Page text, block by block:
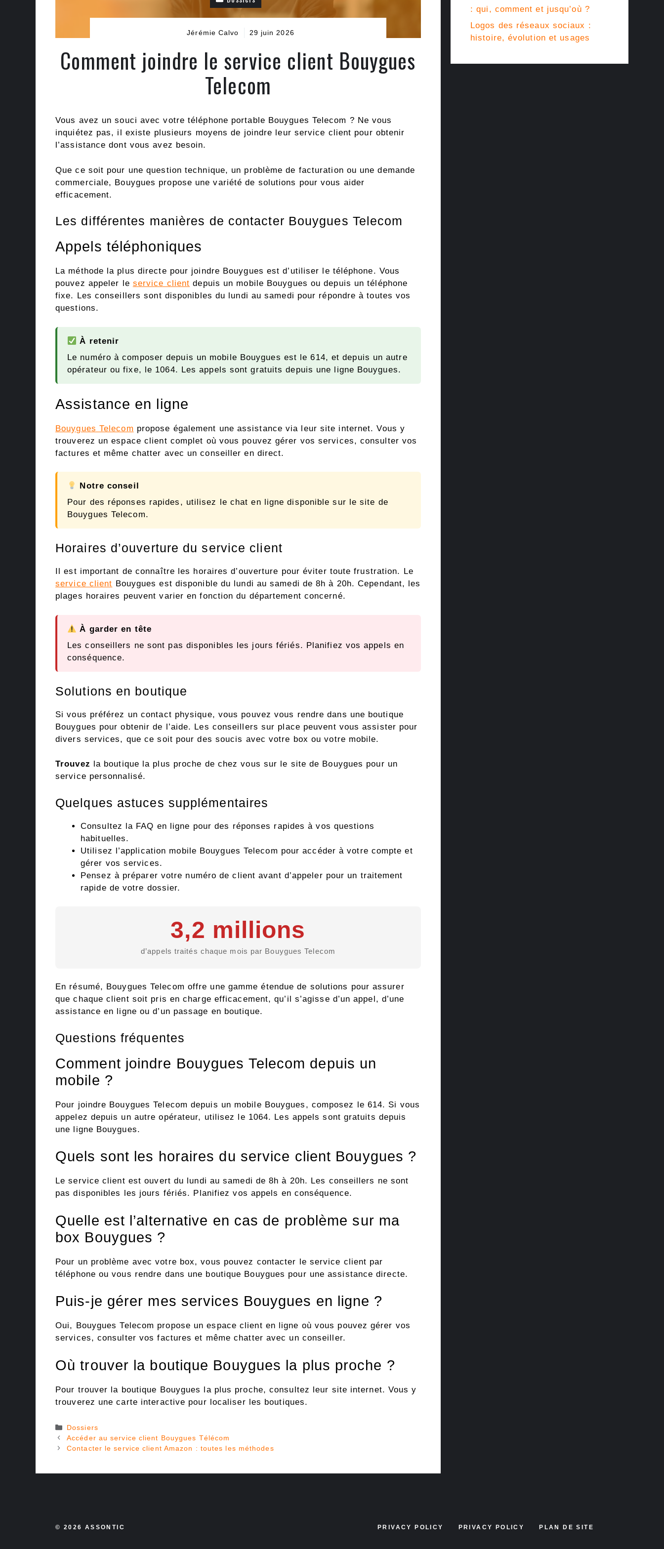
Jérémie Calvo 29 juin 2026
Comment joindre le service client Bouygues
Telecom
Vous avez un souci avec votre téléphone portable Bouygues Telecom ? Ne vous
inquiétez pas, il existe plusieurs moyens de joindre leur service client pour obtenir
l’assistance dont vous avez besoin.
Que ce soit pour une question technique, un problème de facturation ou une demande
commerciale, Bouygues propose une variété de solutions pour vous aider
efficacement.
Les différentes manières de contacter Bouygues Telecom
Appels téléphoniques
La méthode la plus directe pour joindre Bouygues est d’utiliser le téléphone. Vous
pouvez appeler le service client depuis un mobile Bouygues ou depuis un téléphone
fixe. Les conseillers sont disponibles du lundi au samedi pour répondre à toutes vos
questions.
À retenir
Le numéro à composer depuis un mobile Bouygues est le 614, et depuis un autre
opérateur ou fixe, le 1064. Les appels sont gratuits depuis une ligne Bouygues.
Assistance en ligne
Bouygues Telecom propose également une assistance via leur site internet. Vous y
trouverez un espace client complet où vous pouvez gérer vos services, consulter vos
factures et même chatter avec un conseiller en direct.
Notre conseil
Pour des réponses rapides, utilisez le chat en ligne disponible sur le site de
Bouygues Telecom.
Horaires d’ouverture du service client
Il est important de connaître les horaires d’ouverture pour éviter toute frustration. Le
service client Bouygues est disponible du lundi au samedi de 8h à 20h. Cependant, les
plages horaires peuvent varier en fonction du département concerné.
À garder en tête
Les conseillers ne sont pas disponibles les jours fériés. Planifiez vos appels en
conséquence.
Solutions en boutique
Si vous préférez un contact physique, vous pouvez vous rendre dans une boutique
Bouygues pour obtenir de l’aide. Les conseillers sur place peuvent vous assister pour
divers services, que ce soit pour des soucis avec votre box ou votre mobile.
Trouvez la boutique la plus proche de chez vous sur le site de Bouygues pour un
service personnalisé.
Quelques astuces supplémentaires
Consultez la FAQ en ligne pour des réponses rapides à vos questions
habituelles.
Utilisez l’application mobile Bouygues Telecom pour accéder à votre compte et
gérer vos services.
Pensez à préparer votre numéro de client avant d’appeler pour un traitement
rapide de votre dossier.
3,2 millions
d’appels traités chaque mois par Bouygues Telecom
En résumé, Bouygues Telecom offre une gamme étendue de solutions pour assurer
que chaque client soit pris en charge efficacement, qu’il s’agisse d’un appel, d’une
assistance en ligne ou d’un passage en boutique.
Questions fréquentes
Comment joindre Bouygues Telecom depuis un
mobile ?
Pour joindre Bouygues Telecom depuis un mobile Bouygues, composez le 614. Si vous
appelez depuis un autre opérateur, utilisez le 1064. Les appels sont gratuits depuis
une ligne Bouygues.
Quels sont les horaires du service client Bouygues ?
Le service client est ouvert du lundi au samedi de 8h à 20h. Les conseillers ne sont
pas disponibles les jours fériés. Planifiez vos appels en conséquence.
Quelle est l’alternative en cas de problème sur ma
box Bouygues ?
Pour un problème avec votre box, vous pouvez contacter le service client par
téléphone ou vous rendre dans une boutique Bouygues pour une assistance directe.
Puis-je gérer mes services Bouygues en ligne ?
Oui, Bouygues Telecom propose un espace client en ligne où vous pouvez gérer vos
services, consulter vos factures et même chatter avec un conseiller.
Où trouver la boutique Bouygues la plus proche ?
Pour trouver la boutique Bouygues la plus proche, consultez leur site internet. Vous y
trouverez une carte interactive pour localiser les boutiques.
Catégories
Dossiers
Accéder au service client Bouygues Télécom
Contacter le service client Amazon : toutes les méthodes
: qui, comment et jusqu’où ?
Logos des réseaux sociaux :
histoire, évolution et usages
© 2026 ASSONTIC PRIVACY POLICY PRIVACY POLICY PLAN DE SITE